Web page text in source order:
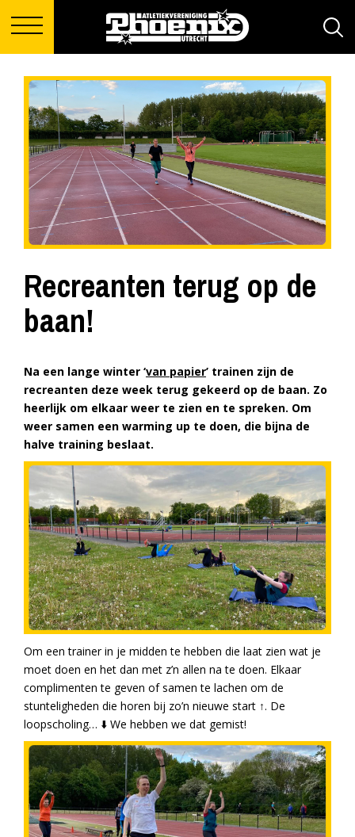
Recreanten terug op de
baan!
Na een lange winter ‘van papier’ trainen zijn de
recreanten deze week terug gekeerd op de baan. Zo
heerlijk om elkaar weer te zien en te spreken. Om
weer samen een warming up te doen, die bijna de
halve training beslaat.
Om een trainer in je midden te hebben die laat zien wat je
moet doen en het dan met z’n allen na te doen. Elkaar
complimenten te geven of samen te lachen om de
stunteligheden die horen bij zo’n nieuwe start ↑. De
loopscholing… ⬇️ We hebben we dat gemist!